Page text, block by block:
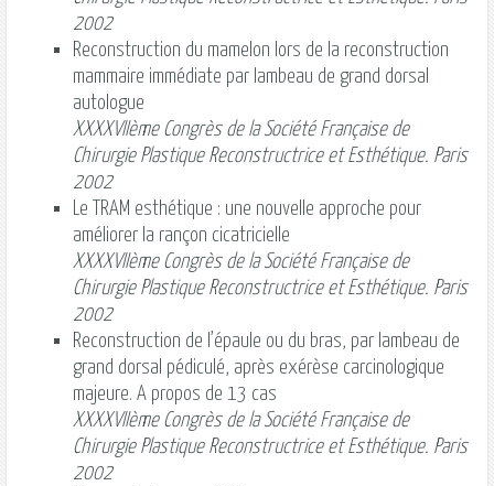
2002
Reconstruction du mamelon lors de la reconstruction
mammaire immédiate par lambeau de grand dorsal
autologue
XXXXVIIème Congrès de la Société Française de
Chirurgie Plastique Reconstructrice et Esthétique. Paris
2002
Le TRAM esthétique : une nouvelle approche pour
améliorer la rançon cicatricielle
XXXXVIIème Congrès de la Société Française de
Chirurgie Plastique Reconstructrice et Esthétique. Paris
2002
Reconstruction de l’épaule ou du bras, par lambeau de
grand dorsal pédiculé, après exérèse carcinologique
majeure. A propos de 13 cas
XXXXVIIème Congrès de la Société Française de
Chirurgie Plastique Reconstructrice et Esthétique. Paris
2002